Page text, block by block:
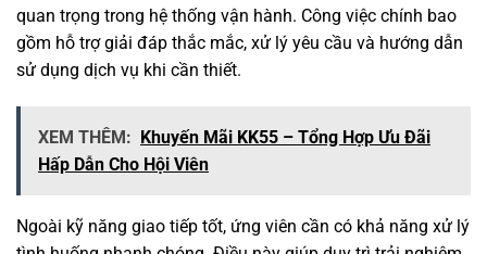
quan trọng trong hệ thống vận hành. Công việc chính bao
gồm hỗ trợ giải đáp thắc mắc, xử lý yêu cầu và hướng dẫn
sử dụng dịch vụ khi cần thiết.
XEM THÊM: Khuyến Mãi KK55 – Tổng Hợp Ưu Đãi
Hấp Dẫn Cho Hội Viên
Ngoài kỹ năng giao tiếp tốt, ứng viên cần có khả năng xử lý